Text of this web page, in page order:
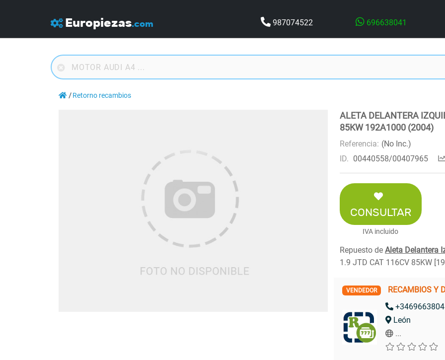
Europiezas.com 987074522 696638041
Retorno recambios
ALETA DELANTERA
85KW 192A1000 (2004)
Referencia: (No Inc.)
ID. 00440558/00407965
CONSULTAR
IVA incluido
Repuesto de Aleta Delantera
1.9 JTD CAT 116CV 85KW
VENDEDOR
RECAMBIOS Y
León
...